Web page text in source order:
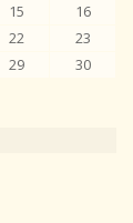
15
16
22
23
29
30